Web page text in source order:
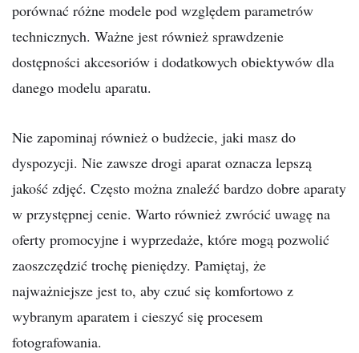
porównać różne modele pod względem parametrów
technicznych. Ważne jest również sprawdzenie
dostępności akcesoriów i dodatkowych obiektywów dla
danego modelu aparatu.
Nie zapominaj również o budżecie, jaki masz do
dyspozycji. Nie zawsze drogi aparat oznacza lepszą
jakość zdjęć. Często można znaleźć bardzo dobre aparaty
w przystępnej cenie. Warto również zwrócić uwagę na
oferty promocyjne i wyprzedaże, które mogą pozwolić
zaoszczędzić trochę pieniędzy. Pamiętaj, że
najważniejsze jest to, aby czuć się komfortowo z
wybranym aparatem i cieszyć się procesem
fotografowania.